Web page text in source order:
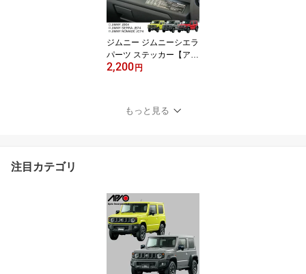
製 Made in Japan
ジムニー ジムニーシエラ
パーツ ステッカー【アピ
オ シフトパターンプレー
ノブ へ 交換時 に おすす
め シフト パターン プレ
2,200 円
もっと見る
注目カテゴリ